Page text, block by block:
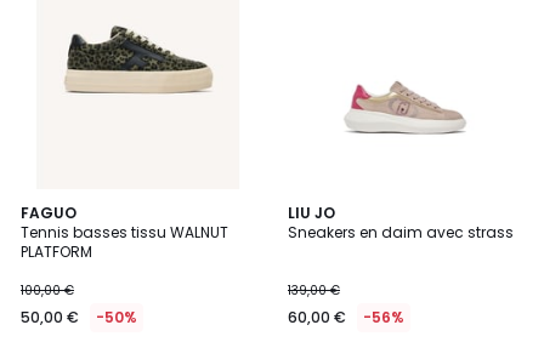
FAGUO
Tennis basses tissu WALNUT
PLATFORM
100,00 €
50,00 € -50%
LIU JO
Sneakers en daim avec strass
139,00 €
60,00 € -56%
3
Couleurs